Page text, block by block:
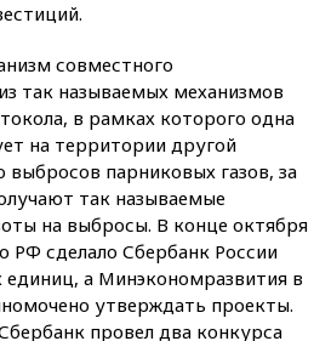
совместного
так называемых механизмов
в рамках которого одна
на территории другой
парниковых газов, за
так называемые
на выбросы. В конце октября
РФ сделало Сбербанк России
а Минэкономразвития в
утверждать проекты.
провел два конкурса